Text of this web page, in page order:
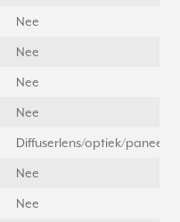
Nee
Nee
Nee
Nee
Diffuserlens/optiek/paneel
Nee
Nee